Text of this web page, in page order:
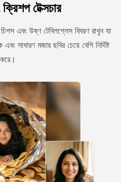
টেক্সচার
এবং উষ্ণ টেবিলপ্লেস বিবরণ রাখুন যা
সাধারণ মজার ছবির চেয়ে বেশি নির্দিষ্ট
করে।